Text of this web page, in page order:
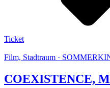
Ticket
Film, Stadtraum ·
COEXISTENCE,